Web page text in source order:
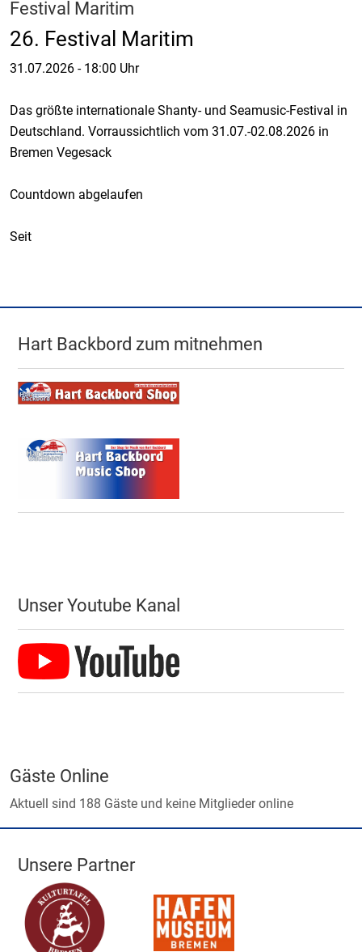
Festival Maritim
26. Festival Maritim
31.07.2026 - 18:00 Uhr
Das größte internationale Shanty- und Seamusic-Festival in
Deutschland. Vorraussichtlich vom 31.07.-02.08.2026 in
Bremen Vegesack
Countdown abgelaufen
Seit
Hart Backbord zum mitnehmen
Unser Youtube Kanal
Gäste Online
Aktuell sind 188 Gäste und keine Mitglieder online
Unsere Partner